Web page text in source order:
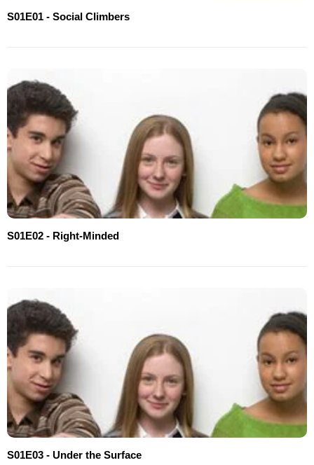
S01E01 - Social Climbers
S01E02 - Right-Minded
S01E03 - Under the Surface